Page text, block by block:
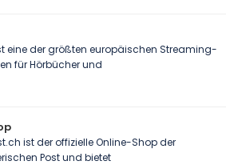
eine der größten europäischen Streaming-
für Hörbücher und
ist der offizielle Online-Shop der
Post und bietet